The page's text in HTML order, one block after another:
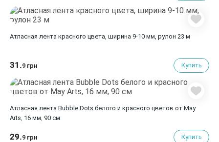
Атласная лента красного цвета, ширина 9-10 мм, рулон 23 м
31.9 грн Купить
Атласная лента Bubble Dots белого и красного цветов от May
Arts, 16 мм, 90 cм
29.9 грн Купить